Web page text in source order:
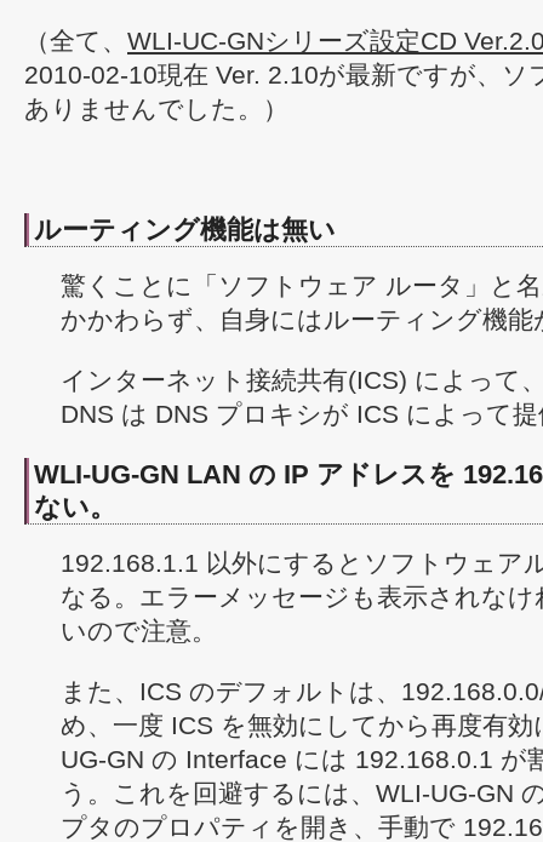
（全て、 WLI-UC-GNシリーズ設定CD
2010-02-10現在 Ver. 2.10が最新ですが、ソ
ありませんでした。）
ルーティング機能は無い
驚くことに「ソフトウェア ルータ」と
かかわらず、自身にはルーティング機能
インターネット接続共有(ICS) によって
DNS は DNS プロキシが ICS によって
WLI-UG-GN LAN の IP アドレスを
ない。
192.168.1.1 以外にするとソフトウェア
なる。エラーメッセージも表示されな
いので注意。
また、ICS のデフォルトは、
め、一度 ICS を無効にしてから再度有
UG-GN の Interface には 192.168.0.1 が
う。これを回避するには、WLI-UG-GN
プタのプロパティを開き、手動で